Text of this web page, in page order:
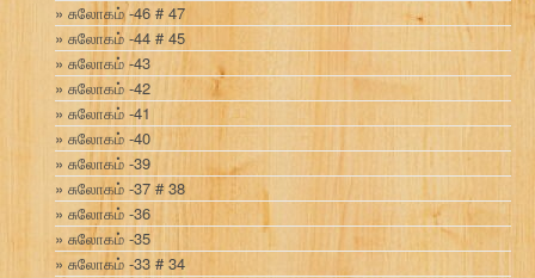
சுலோகம் -46 # 47
சுலோகம் -44 # 45
சுலோகம் -43
சுலோகம் -42
சுலோகம் -41
சுலோகம் -40
சுலோகம் -39
சுலோகம் -37 # 38
சுலோகம் -36
சுலோகம் -35
சுலோகம் -33 # 34